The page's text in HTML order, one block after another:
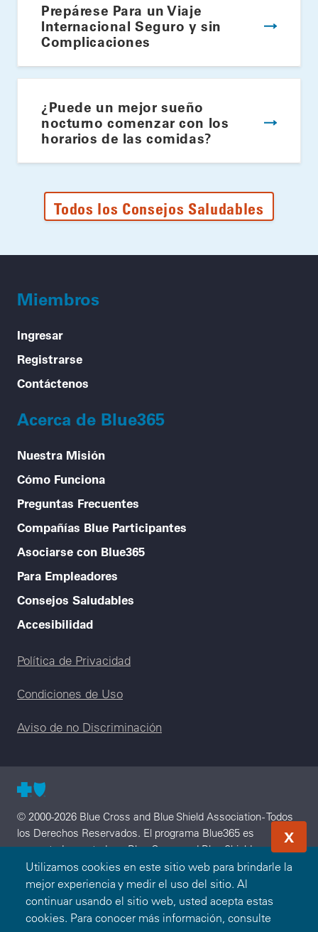
Utilizamos cookies en este sitio web para brindarle la
mejor experiencia y medir el uso del sitio. Al
continuar usando el sitio web, usted acepta estas
cookies. Para conocer más información, consulte
X
Prepárese Para un Viaje
Internacional Seguro y sin
Complicaciones
¿Puede un mejor sueño
nocturno comenzar con los
horarios de las comidas?
Todos los Consejos Saludables
Miembros
Ingresar
Registrarse
Contáctenos
Acerca de Blue365
Nuestra Misión
Cómo Funciona
Preguntas Frecuentes
Compañías Blue Participantes
Asociarse con Blue365
Para Empleadores
Consejos Saludables
Accesibilidad
Legal menu
Política de Privacidad
Condiciones de Uso
Aviso de no Discriminación
© 2000-2026 Blue Cross and Blue Shield Association - Todos
los Derechos Reservados. El programa Blue365 es
presentado a usted por Blue Cross and Blue Shield
Association. Blue Cross and Blue Shield Association es una
asociación de Compañías Blue Cross y/o Blue Shield
independientes que operan a nivel local. Blue Cross and Blue
Shield of Montana, una División de Health Care Service